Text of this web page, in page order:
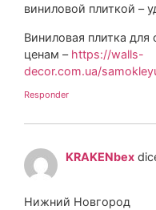
виниловой плиткой –
Виниловая плитка для
ценам – https://walls-
decor.com.ua/
Responder
KRAKENbex
Нижний Новгород